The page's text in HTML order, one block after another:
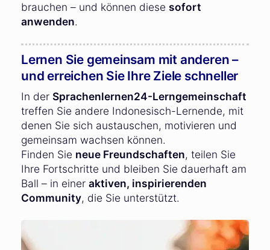
brauchen – und können diese sofort
anwenden.
Lernen Sie gemeinsam mit anderen –
und erreichen Sie Ihre Ziele schneller
In der Sprachenlernen24-Lerngemeinschaft
treffen Sie andere Indonesisch-Lernende, mit
denen Sie sich austauschen, motivieren und
gemeinsam wachsen können.
Finden Sie neue Freundschaften, teilen Sie
Ihre Fortschritte und bleiben Sie dauerhaft am
Ball – in einer aktiven, inspirierenden
Community, die Sie unterstützt.